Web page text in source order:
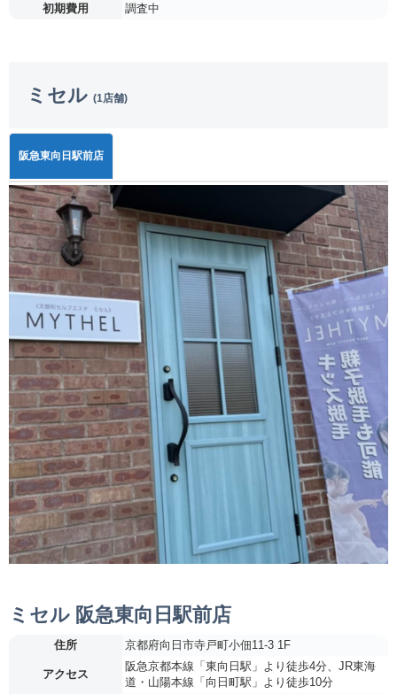
初期費用
調査中
ミセル (1店舗)
阪急東向日駅前店
ミセル 阪急東向日駅前店
住所 京都府向日市寺戸町小佃11-3 1F
アクセス
阪急京都本線「東向日駅」より徒歩4分、JR東海
道・山陽本線「向日町駅」より徒歩10分